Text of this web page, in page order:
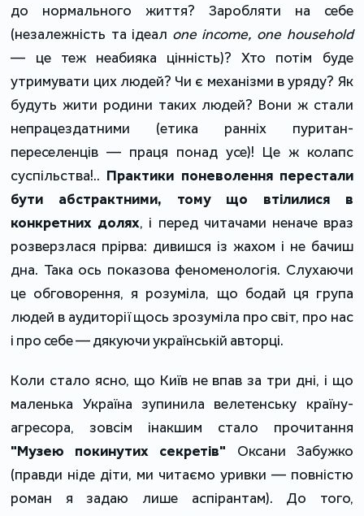
до нормального життя? Заробляти на себе
(незалежність та ідеал one income, one household
— це теж неабияка цінність)? Хто потім буде
утримувати цих людей? Чи є механізми в уряду? Як
будуть жити родини таких людей? Вони ж стали
непрацездатними (етика ранніх пуритан-
переселенців — праця понад усе)! Це ж колапс
суспільства!.. Практики поневолення перестали
бути абстрактними, тому що втілилися в
конкретних долях, і перед читачами неначе враз
розверзлася прірва: дивишся із жахом і не бачиш
дна. Така ось показова феноменологія. Слухаючи
це обговорення, я розуміла, що бодай ця група
людей в аудиторії щось зрозуміла про світ, про нас
і про себе — дякуючи українській авторці.
Коли стало ясно, що Київ не впав за три дні, і що
маленька Україна зупинила велетенську країну-
агресора, зовсім інакшим стало прочитання
"Музею покинутих секретів" Оксани Забужко
(правди ніде діти, ми читаємо уривки — повністю
роман я задаю лише аспірантам). До того,